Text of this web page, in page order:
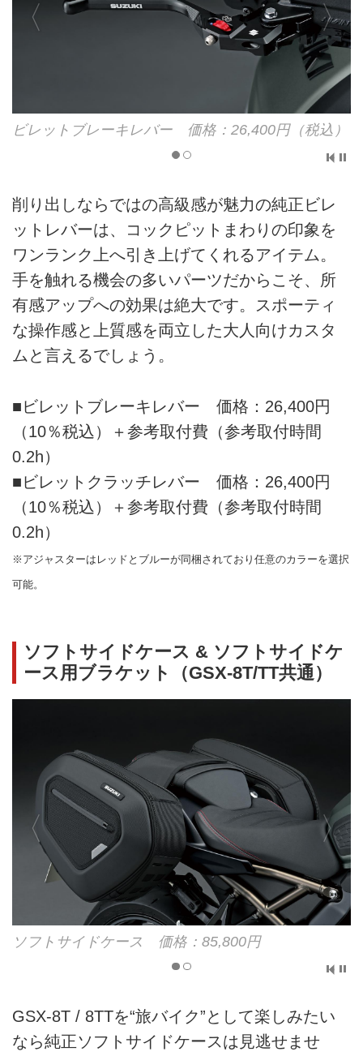
ビレットブレーキレバー 価格：26,400円（税込）
削り出しならではの高級感が魅力の純正ビレ
ットレバーは、コックピットまわりの印象を
ワンランク上へ引き上げてくれるアイテム。
手を触れる機会の多いパーツだからこそ、所
有感アップへの効果は絶大です。スポーティ
な操作感と上質感を両立した大人向けカスタ
ムと言えるでしょう。
■ビレットブレーキレバー 価格：26,400円
（10％税込）＋参考取付費（参考取付時間
0.2h）
■ビレットクラッチレバー 価格：26,400円
（10％税込）＋参考取付費（参考取付時間
0.2h）
※アジャスターはレッドとブルーが同梱されており任意のカラーを選択
可能。
ソフトサイドケース & ソフトサイドケ
ース用ブラケット（GSX-8T/TT共通）
ソフトサイドケース 価格：85,800円
GSX-8T / 8TTを“旅バイク”として楽しみたい
なら純正ソフトサイドケースは見逃せませ